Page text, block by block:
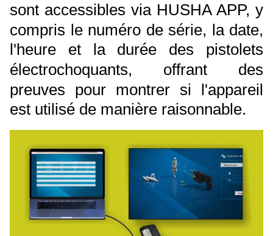
sont accessibles via HUSHA APP, y
compris le numéro de série, la date,
l'heure et la durée des pistolets
électrochoquants, offrant des
preuves pour montrer si l'appareil
est utilisé de manière raisonnable.